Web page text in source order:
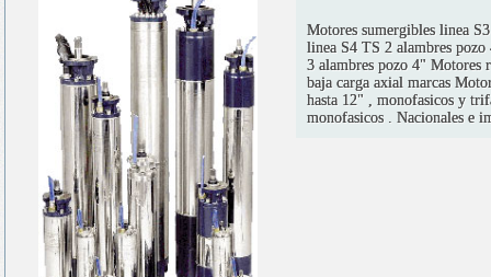
Motores sumergibles linea
linea S4 TS 2 alambres
3 alambres pozo 4" Motores
baja carga axial marcas
hasta 12" , monofasicos y
monofasicos . Nacionales e